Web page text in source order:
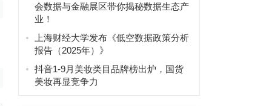
会数据与金融展区带你揭秘数据生态产
业！
上海财经大学发布《低空数据政策分析
报告（2025年）》
抖音1-9月美妆类目品牌榜出炉，国货
美妆再显竞争力